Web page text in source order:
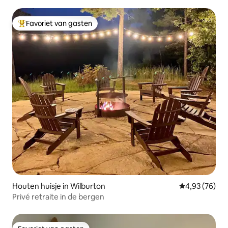
Topfavoriet van gasten
Favoriet van gasten
Houten huisje in Wilburton Gemiddelde
4,93 (76)
Privé retraite in de bergen